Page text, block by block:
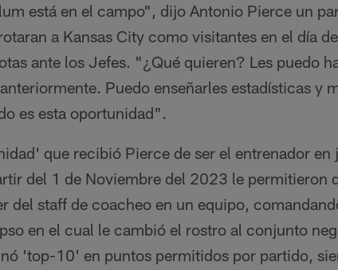
está en el campo", dijo Antonio Pierce un
a Kansas City como visitantes en el día
ante los Jefes. "¿Qué quieren? Les puedo
Puedo enseñarles estadísticas y
es esta oportunidad".
que recibió Pierce de ser el entrenador
del 1 de Noviembre del 2023 le permitieron
del staff de coacheo en un equipo,
en el cual le cambió el rostro al conjunto
'top-10' en puntos permitidos por partido,